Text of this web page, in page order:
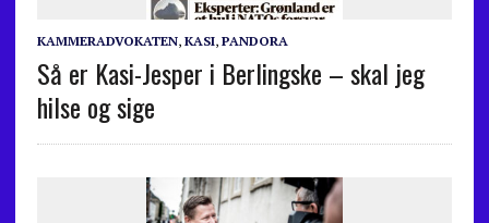
KAMMERADVOKATEN, KASI, PANDORA
Så er Kasi-Jesper i Berlingske – skal jeg
hilse og sige